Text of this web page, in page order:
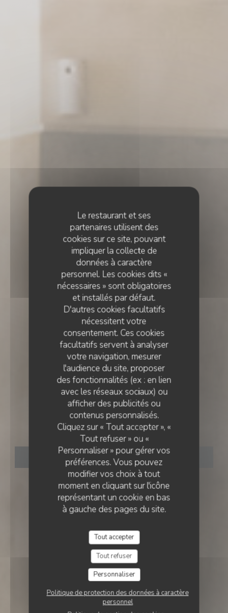
Le restaurant et ses
partenaires utilisent des
cookies sur ce site, pouvant
impliquer la collecte de
données à caractère
personnel. Les cookies dits «
nécessaires » sont obligatoires
et installés par défaut.
D'autres cookies facultatifs
nécessitent votre
consentement. Ces cookies
facultatifs servent à analyser
votre navigation, mesurer
l'audience du site, proposer
des fonctionnalités (ex : en lien
avec les réseaux sociaux) ou
afficher des publicités ou
contenus personnalisés.
Cliquez sur « Tout accepter », «
Tout refuser » ou «
Personnaliser » pour gérer vos
préférences. Vous pouvez
modifier vos choix à tout
moment en cliquant sur l'icône
représentant un cookie en bas
à gauche des pages du site.
Tout accepter
Tout refuser
Personnaliser
Politique de protection des données à caractère
personnel
CUISINE FRANÇAISE• LISBOA
Essencial
RÉSERVER